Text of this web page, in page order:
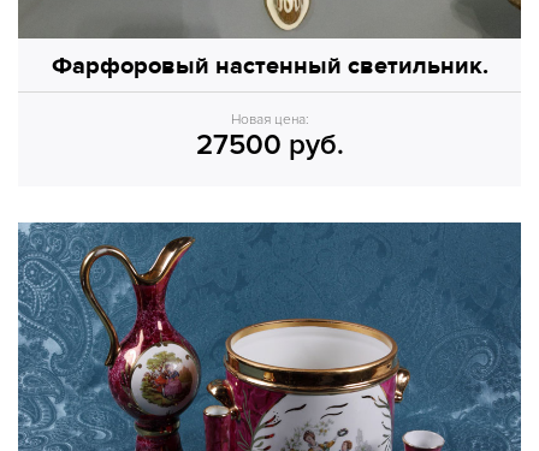
Фарфоровый настенный светильник.
Новая цена:
27500 руб.